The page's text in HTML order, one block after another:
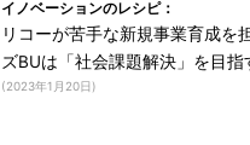
イノベーションのレシピ：
リコーが苦手な新規事業育成を
ズBUは「社会課題解決」を目指
(2023年1月20日)